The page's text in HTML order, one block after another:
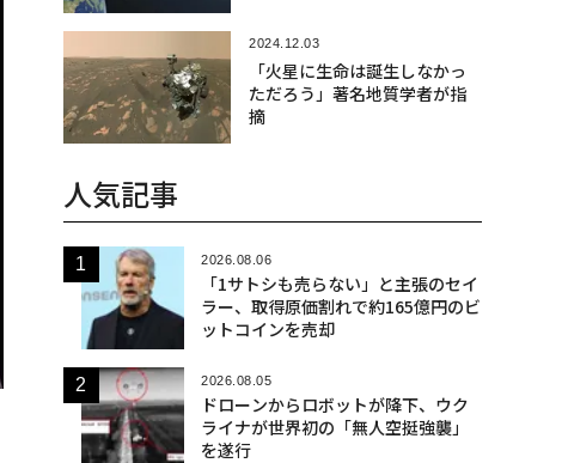
2024.12.03
「火星に生命は誕生しなかっ
ただろう」著名地質学者が指
摘
人気記事
2026.08.06
「1サトシも売らない」と主張のセイ
ラー、取得原価割れで約165億円のビ
ットコインを売却
2026.08.05
ドローンからロボットが降下、ウク
ライナが世界初の「無人空挺強襲」
を遂行